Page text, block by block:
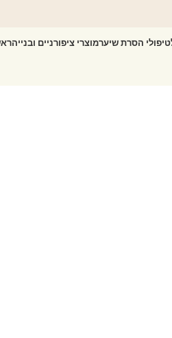
הסרת שיערמוצרי ציפורניים ובנייה